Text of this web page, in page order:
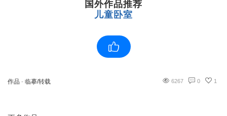
国外作品推荐
儿童卧室
作品 - 临摹/转载 6267 0 1